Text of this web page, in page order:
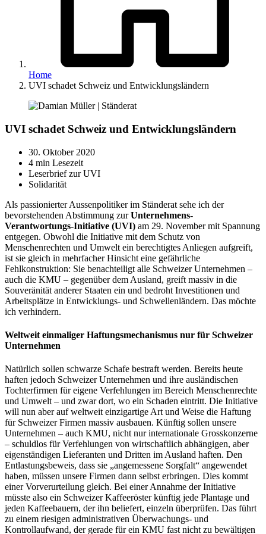
Home
UVI schadet Schweiz und Entwicklungsländern
UVI schadet Schweiz und Entwicklungsländern
30. Oktober 2020
4 min Lesezeit
Leserbrief zur UVI
Solidarität
Als passionierter Aussenpolitiker im Ständerat sehe ich der
bevorstehenden Abstimmung zurUnternehmens-
Verantwortungs-Initiative (UVI) am 29. November mit Spannung
entgegen. Obwohl die Initiative mit dem Schutz von
Menschenrechten und Umwelt ein berechtigtes Anliegen aufgreift,
ist sie gleich in mehrfacher Hinsicht eine gefährliche
Fehlkonstruktion: Sie benachteiligt alle Schweizer Unternehmen –
auch die KMU – gegenüber dem Ausland, greift massiv in die
Souveränität anderer Staaten ein und bedroht Investitionen und
Arbeitsplätze in Entwicklungs- und Schwellenländern. Das möchte
ich verhindern.
Weltweit einmaliger Haftungsmechanismus nur für Schweizer
Unternehmen
Natürlich sollen schwarze Schafe bestraft werden. Bereits heute
haften jedoch Schweizer Unternehmen und ihre ausländischen
Tochterfirmen für eigene Verfehlungen im Bereich Menschenrechte
und Umwelt – und zwar dort, wo ein Schaden eintritt. Die Initiative
will nun aber auf weltweit einzigartige Art und Weise die Haftung
für Schweizer Firmen massiv ausbauen. Künftig sollen unsere
Unternehmen – auch KMU, nicht nur internationale Grosskonzerne
– schuldlos für Verfehlungen von wirtschaftlich abhängigen, aber
eigenständigen Lieferanten und Dritten im Ausland haften. Den
Entlastungsbeweis, dass sie „angemessene Sorgfalt“ angewendet
haben, müssen unsere Firmen dann selbst erbringen. Dies kommt
einer Vorverurteilung gleich. Bei einer Annahme der Initiative
müsste also ein Schweizer Kaffeeröster künftig jede Plantage und
jeden Kaffeebauern, der ihn beliefert, einzeln überprüfen. Das führt
zu einem riesigen administrativen Überwachungs- und
Kontrollaufwand, der gerade für ein KMU fast nicht zu bewältigen